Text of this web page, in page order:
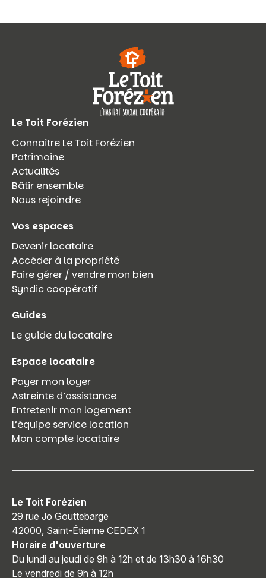
Le Toit Forézien
Connaître Le Toit Forézien
Patrimoine
Actualités
Bâtir ensemble
Nous rejoindre
Vos espaces
Devenir locataire
Accéder à la propriété
Faire gérer / vendre mon bien
Syndic coopératif
Guides
Le guide du locataire
Espace locataire
Payer mon loyer
Astreinte d’assistance
Entretenir mon logement
L’équipe service location
Mon compte locataire
Le Toit Forézien
29 rue Jo Gouttebarge
42000, Saint-Étienne CEDEX 1
Horaire d'ouverture
Du lundi au jeudi de 9h à 12h et de 13h30 à 16h30
Le vendredi de 9h à 12h